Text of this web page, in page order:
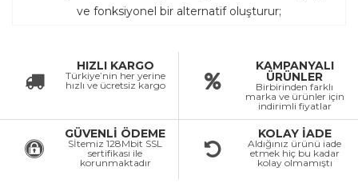
ve fonksiyonel bir alternatif oluşturur;
HIZLI KARGO
Türkiye’nin her yerine
hızlı ve ücretsiz kargo
KAMPANYALI
ÜRÜNLER
Birbirinden farklı
marka ve ürünler için
indirimli fiyatlar
GÜVENLİ ÖDEME
Sİtemiz 128Mbit SSL
sertifikası ile
korunmaktadır
KOLAY İADE
Aldığınız ürünü iade
etmek hiç bu kadar
kolay olmamıştı